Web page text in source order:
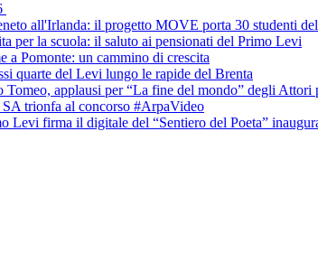
all'Irlanda: il progetto MOVE porta 30 studenti
per la scuola: il saluto ai pensionati del Primo Levi
a Pomonte: un cammino di crescita
quarte del Levi lungo le rapide del Brenta
Tomeo, applausi per “La fine del mondo” degli Attori
trionfa al concorso #ArpaVideo
Levi firma il digitale del “Sentiero del Poeta”